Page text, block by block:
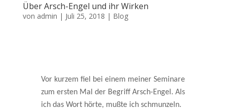
Über Arsch-Engel und ihr Wirken
von admin | Juli 25, 2018 | Blog
Vor kurzem fiel bei einem meiner Seminare
zum ersten Mal der Begriff Arsch-Engel. Als
ich das Wort hörte, mußte ich schmunzeln.